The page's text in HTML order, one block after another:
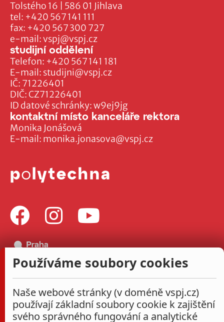
Tolstého 16 | 586 01 Jihlava
tel: +420 567 141 111
fax: +420 567 300 727
e-mail:vspj@vspj.cz
IČ: 71226401
DIČ: CZ71226401
ID datové schránky: w9ej9jg
studijní oddělení
Telefon: +420 567 141 181
E-mail: studijni@vspj.cz
kontaktní místo kanceláře rektora
Monika Jonášová
E-mail: monika.jonasova@vspj.cz
Používáme soubory cookies
Naše webové stránky (v doméně vspj.cz)
používají základní soubory cookie k zajištění
svého správného fungování a analytické